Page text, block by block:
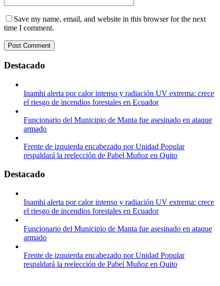
Save my name, email, and website in this browser for the next
time I comment.
Destacado
Inamhi alerta por calor intenso y radiación UV extrema: crece
el riesgo de incendios forestales en Ecuador
Funcionario del Municipio de Manta fue asesinado en ataque
armado
Frente de izquierda encabezado por Unidad Popular
respaldará la reelección de Pabel Muñoz en Quito
Destacado
Inamhi alerta por calor intenso y radiación UV extrema: crece
el riesgo de incendios forestales en Ecuador
Funcionario del Municipio de Manta fue asesinado en ataque
armado
Frente de izquierda encabezado por Unidad Popular
respaldará la reelección de Pabel Muñoz en Quito